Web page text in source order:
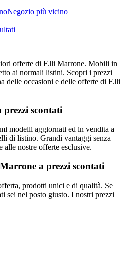
Negozio più vicino
offerte di F.lli Marrone. Mobili in
ai normali listini. Scopri i prezzi
delle occasioni e delle offerte di F.lli
scontati
modelli aggiornati ed in vendita a
di listino. Grandi vantaggi senza
alle nostre offerte esclusive.
a prezzi scontati
prodotti unici e di qualità. Se
sei nel posto giusto. I nostri prezzi